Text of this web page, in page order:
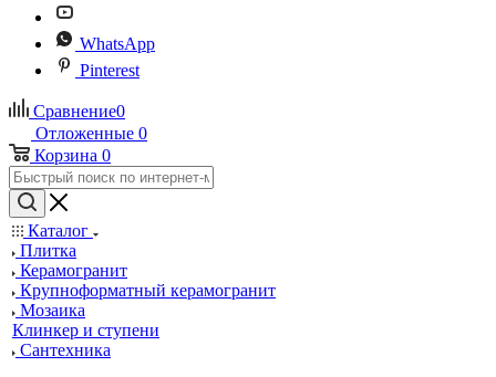
WhatsApp
Pinterest
Сравнение0
Отложенные 0
Корзина 0
Каталог
Плитка
Керамогранит
Крупноформатный керамогранит
Мозаика
Клинкер и ступени
Сантехника